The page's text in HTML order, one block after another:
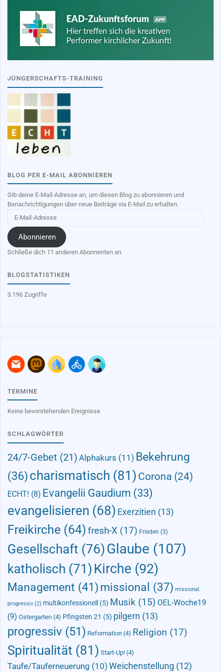
JÜNGERSCHAFTS-TRAINING
BLOG PER E-MAIL ABONNIEREN
Gib deine E-Mail-Adresse an, um diesen Blog zu abonnieren und
Benachrichtigungen über neue Beiträge via E-Mail zu erhalten.
Mail-
Adresse
Abonnieren
Schließe dich 11 anderen Abonnenten an
BLOGSTATISTIKEN
3.196 Zugriffe
TERMINE
Keine bevorstehenden Ereignisse
SCHLAGWÖRTER
24/7-Gebet (21) Alphakurs (11) Bekehrung
(36)charismatisch (81) Corona (24)
ECHT! (8) Evangelii Gaudium (33)
evangelisieren (68) Exerzitien (13)
Freikirche (64) fresh-X (17) Frieden (3)
Gesellschaft (76)Glaube (107)
katholisch (71) Kirche (92)
Management (41)missional (37) missional.
progressiv (2) multikonfessionell (5) Musik (15) OEL-Woche19
(9) Ostergarten (4) Pfingsten 21 (5) pilgern (13)
progressiv (51) Reformation (4) Religion (17)
Spiritualität (81) Start-Up! (4)
Taufe/Tauferneuerung (10) Weichenstellung (12)